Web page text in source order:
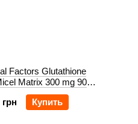
Factors Glutathione
Matrix 300 mg 90
грн
Купить